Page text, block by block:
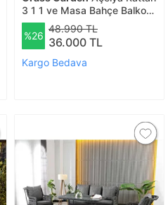
3 1 1 ve Masa Bahçe Balkon
Mobilyası
%26
48.990 TL
36.000 TL
Kargo Bedava